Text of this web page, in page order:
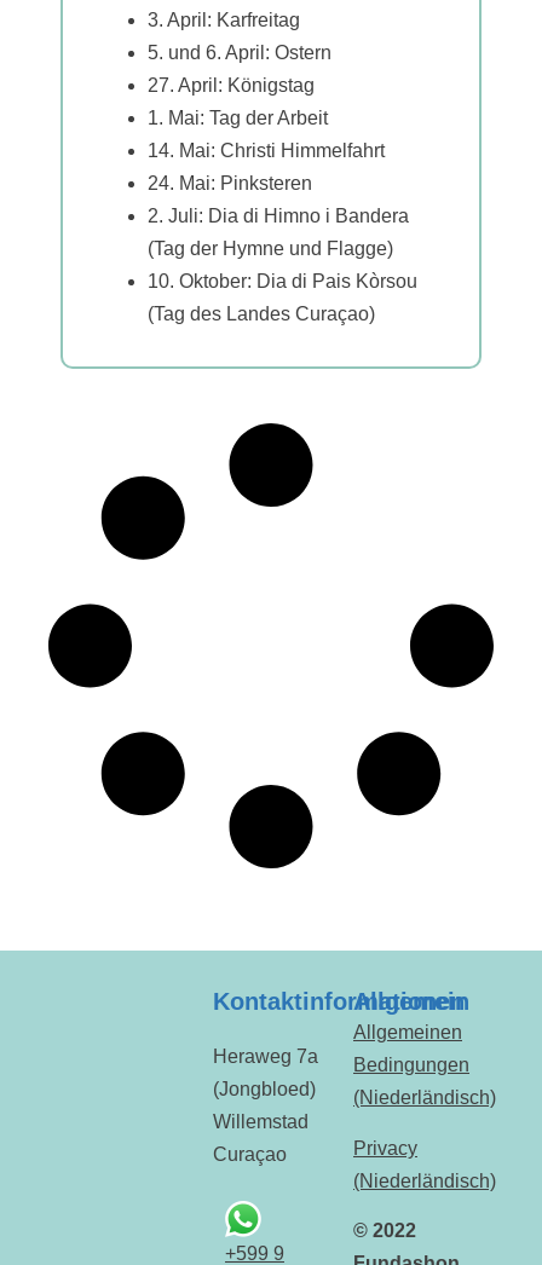
3. April: Karfreitag
5. und 6. April: Ostern
27. April: Königstag
1. Mai: Tag der Arbeit
14. Mai: Christi Himmelfahrt
24. Mai: Pinksteren
2. Juli: Dia di Himno i Bandera
(Tag der Hymne und Flagge)
10. Oktober: Dia di Pais Kòrsou
(Tag des Landes Curaçao)
Kontaktinformationen
Heraweg 7a
(Jongbloed)
Willemstad
Curaçao
+599 9
Allgemein
Allgemeinen
Bedingungen
(Niederländisch)
Privacy
(Niederländisch)
© 2022